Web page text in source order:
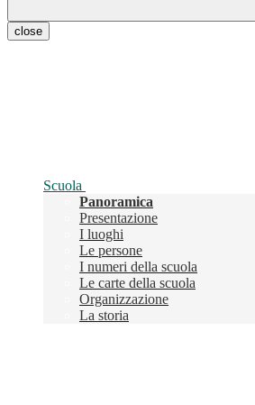
close
Scuola
Panoramica
Presentazione
I luoghi
Le persone
I numeri della scuola
Le carte della scuola
Organizzazione
La storia